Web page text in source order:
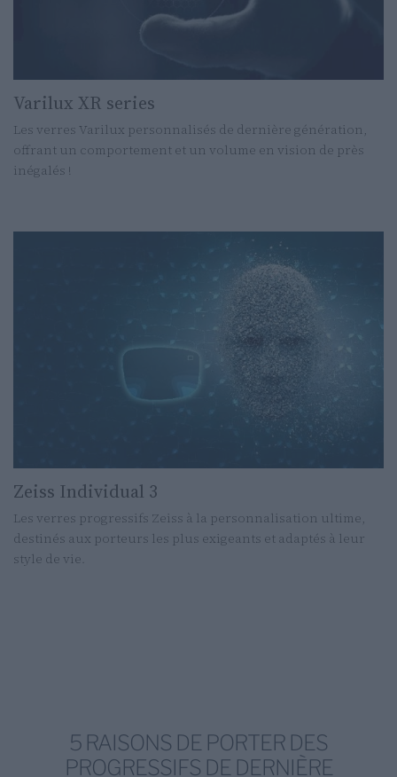
Varilux XR series
Les verres Varilux personnalisés de dernière génération,
offrant un comportement et un volume en vision de près
inégalés !
Zeiss Individual 3
Les verres progressifs Zeiss à la personnalisation ultime,
destinés aux porteurs les plus exigeants et adaptés à leur
style de vie.
5 RAISONS DE PORTER DES
PROGRESSIFS DE DERNIÈRE